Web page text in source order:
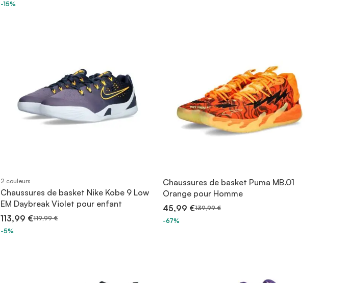
-15%
2 couleurs
Chaussures de basket Nike Kobe 9 Low
EM Daybreak Violet pour enfant
113,99 €119,99 €
-5%
Chaussures de basket Puma MB.01
Orange pour Homme
45,99 €139,99 €
-67%